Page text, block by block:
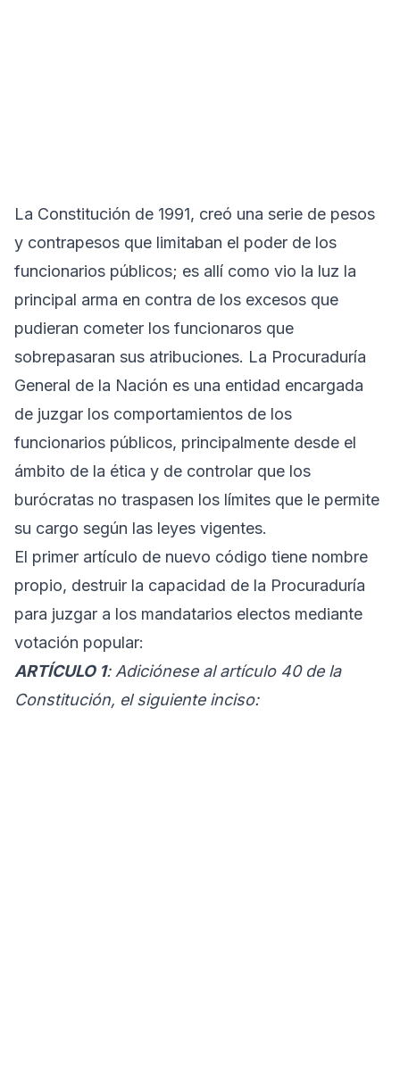
La Constitución de 1991, creó una serie de pesos
y contrapesos que limitaban el poder de los
funcionarios públicos; es allí como vio la luz la
principal arma en contra de los excesos que
pudieran cometer los funcionaros que
sobrepasaran sus atribuciones. La Procuraduría
General de la Nación es una entidad encargada
de juzgar los comportamientos de los
funcionarios públicos, principalmente desde el
ámbito de la ética y de controlar que los
burócratas no traspasen los límites que le permite
su cargo según las leyes vigentes.
El primer artículo de nuevo código tiene nombre
propio, destruir la capacidad de la Procuraduría
para juzgar a los mandatarios electos mediante
votación popular:
ARTÍCULO 1: Adiciónese al artículo 40 de la
Constitución, el siguiente inciso: